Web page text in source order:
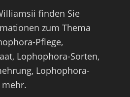
finden Sie
zum Thema
Pflege,
Lophophora-Sorten,
Lophophora-
mehr.